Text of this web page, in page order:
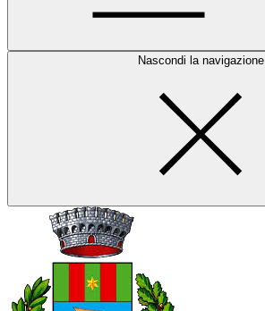
Nascondi la navigazione